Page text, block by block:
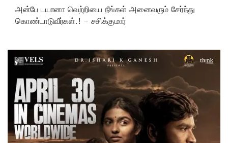
அன்பே டயானா வெற்றியை நீங்கள் அனைவரும் சேர்ந்து
கொண்டாடுவீர்கள்.! – சசிக்குமார்